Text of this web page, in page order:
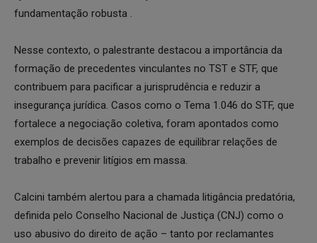
fundamentação robusta .
Nesse contexto, o palestrante destacou a importância da
formação de precedentes vinculantes no TST e STF, que
contribuem para pacificar a jurisprudência e reduzir a
insegurança jurídica. Casos como o Tema 1.046 do STF, que
fortalece a negociação coletiva, foram apontados como
exemplos de decisões capazes de equilibrar relações de
trabalho e prevenir litígios em massa.
Calcini também alertou para a chamada litigância predatória,
definida pelo Conselho Nacional de Justiça (CNJ) como o
uso abusivo do direito de ação – tanto por reclamantes